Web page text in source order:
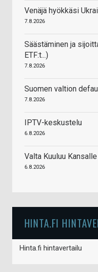
Venäjä hyökkäsi
7.8.2026
Säästäminen ja
ETF:t...)
7.8.2026
Suomen valtion
7.8.2026
IPTV-keskustelu
6.8.2026
Valta Kuuluu
6.8.2026
HINTA.FI
Hinta.fi hintavertailu